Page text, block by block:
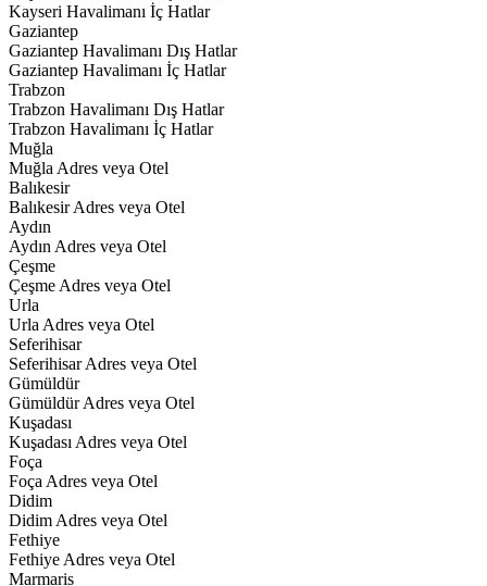
Kayseri Havalimanı İç Hatlar
Gaziantep
Gaziantep Havalimanı Dış Hatlar
Gaziantep Havalimanı İç Hatlar
Trabzon
Trabzon Havalimanı Dış Hatlar
Trabzon Havalimanı İç Hatlar
Muğla
Muğla Adres veya Otel
Balıkesir
Balıkesir Adres veya Otel
Aydın
Aydın Adres veya Otel
Çeşme
Çeşme Adres veya Otel
Urla
Urla Adres veya Otel
Seferihisar
Seferihisar Adres veya Otel
Gümüldür
Gümüldür Adres veya Otel
Kuşadası
Kuşadası Adres veya Otel
Foça
Foça Adres veya Otel
Didim
Didim Adres veya Otel
Fethiye
Fethiye Adres veya Otel
Marmaris